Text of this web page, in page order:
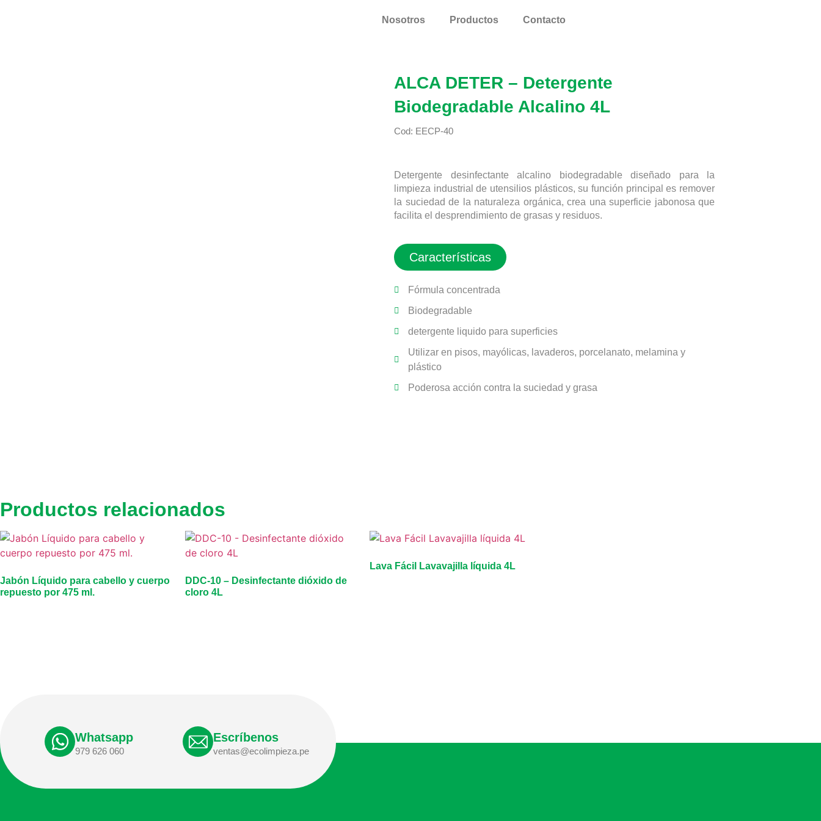
Nosotros Productos Contacto
ALCA DETER – Detergente
Biodegradable Alcalino 4L
Cod: EECP-40
Detergente desinfectante alcalino biodegradable diseñado para la
limpieza industrial de utensilios plásticos, su función principal es remover
la suciedad de la naturaleza orgánica, crea una superficie jabonosa que
facilita el desprendimiento de grasas y residuos.
Características
Fórmula concentrada
Biodegradable
detergente liquido para superficies
Utilizar en pisos, mayólicas, lavaderos, porcelanato, melamina y
plástico
Poderosa acción contra la suciedad y grasa
Productos relacionados
Jabón Líquido para cabello y cuerpo
repuesto por 475 ml.
DDC-10 – Desinfectante dióxido de
cloro 4L
Lava Fácil Lavavajilla líquida 4L
Whatsapp
979 626 060
Escríbenos
ventas@ecolimpieza.pe